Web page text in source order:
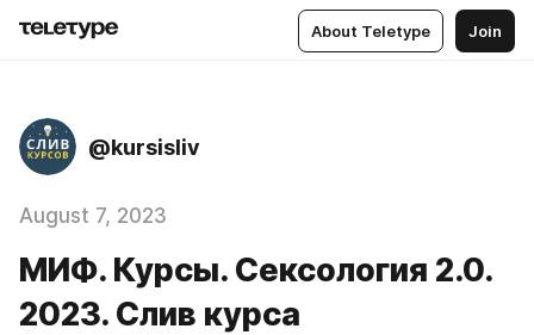
About Teletype Join
@kursisliv
August 7, 2023
МИФ. Курсы. Сексология 2.0.
2023. Слив курса